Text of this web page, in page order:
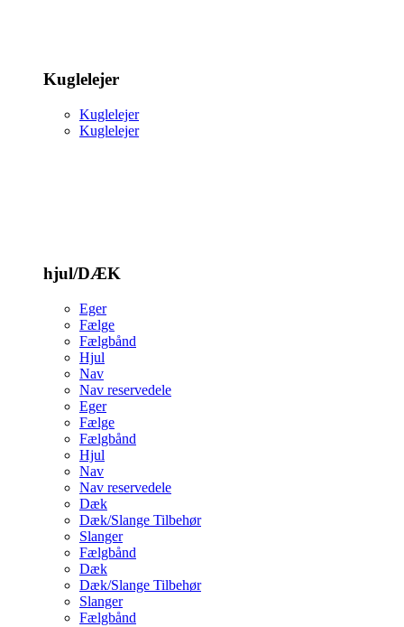
Kuglelejer
Kuglelejer
Kuglelejer
hjul/DÆK
Eger
Fælge
Fælgbånd
Hjul
Nav
Nav reservedele
Eger
Fælge
Fælgbånd
Hjul
Nav
Nav reservedele
Dæk
Dæk/Slange Tilbehør
Slanger
Fælgbånd
Dæk
Dæk/Slange Tilbehør
Slanger
Fælgbånd